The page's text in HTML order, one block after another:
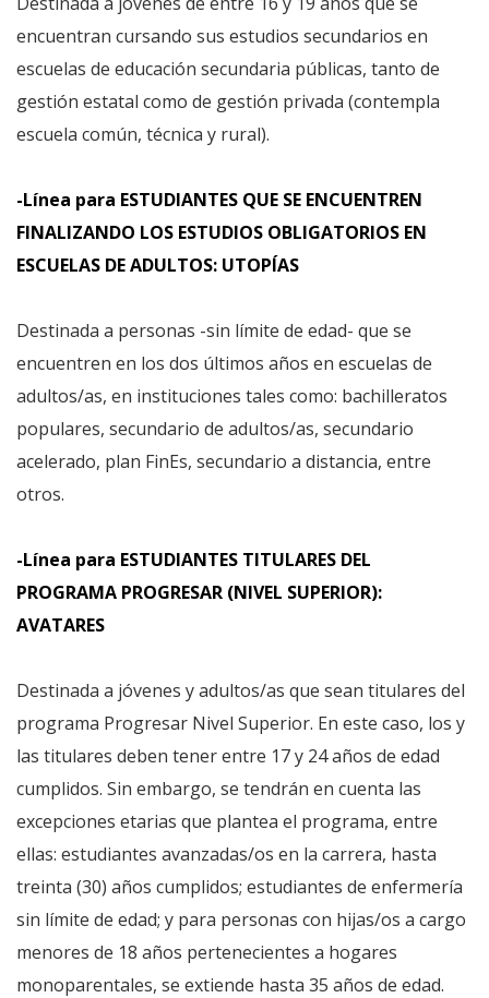
encuentran cursando sus estudios secundarios en
escuelas de educación secundaria públicas, tanto de
gestión estatal como de gestión privada (contempla
escuela común, técnica y rural).
-Línea para ESTUDIANTES QUE SE ENCUENTREN
FINALIZANDO LOS ESTUDIOS OBLIGATORIOS EN
ESCUELAS DE ADULTOS: UTOPÍAS
Destinada a personas -sin límite de edad- que se
encuentren en los dos últimos años en escuelas de
adultos/as, en instituciones tales como: bachilleratos
populares, secundario de adultos/as, secundario
acelerado, plan FinEs, secundario a distancia, entre
otros.
-Línea para ESTUDIANTES TITULARES DEL
PROGRAMA PROGRESAR (NIVEL SUPERIOR):
AVATARES
Destinada a jóvenes y adultos/as que sean titulares del
programa Progresar Nivel Superior. En este caso, los y
las titulares deben tener entre 17 y 24 años de edad
cumplidos. Sin embargo, se tendrán en cuenta las
excepciones etarias que plantea el programa, entre
ellas: estudiantes avanzadas/os en la carrera, hasta
treinta (30) años cumplidos; estudiantes de enfermería
sin límite de edad; y para personas con hijas/os a cargo
menores de 18 años pertenecientes a hogares
monoparentales, se extiende hasta 35 años de edad.